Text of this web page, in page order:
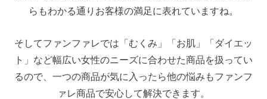
らもわかる通りお客様の満足に表れていますね。
そしてファンファレでは「むくみ」「お肌」「ダイエッ
ト」など幅広い女性のニーズに合わせた商品を扱ってい
るので、一つの商品が気に入ったら他の悩みもファンフ
ァレ商品で安心して解決できます。